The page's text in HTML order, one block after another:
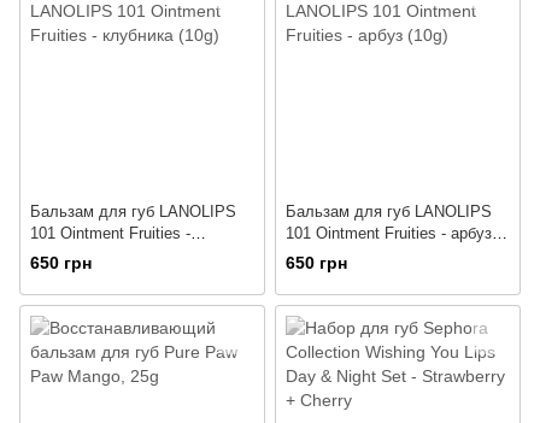
Бальзам для губ LANOLIPS
101 Ointment Fruities -
клубника (10g)
650 грн
Бальзам для губ LANOLIPS
101 Ointment Fruities - арбуз
(10g)
650 грн